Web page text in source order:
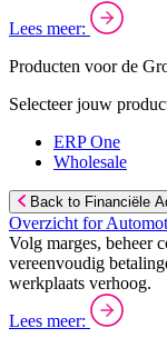
Lees meer:
Producten voor de
Selecteer jouw
ERP One
Wholesale
Back to Financiële
Overzicht for
Volg marges, beheer
vereenvoudig
werkplaats verhoog.
Lees meer: